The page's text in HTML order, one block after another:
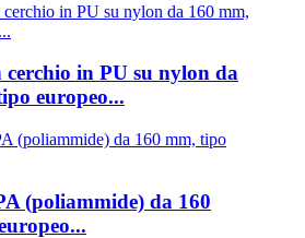
cerchio in PU su nylon da
europeo...
(poliammide) da 160